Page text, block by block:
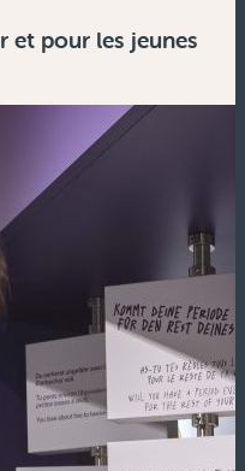
et pour les jeunes